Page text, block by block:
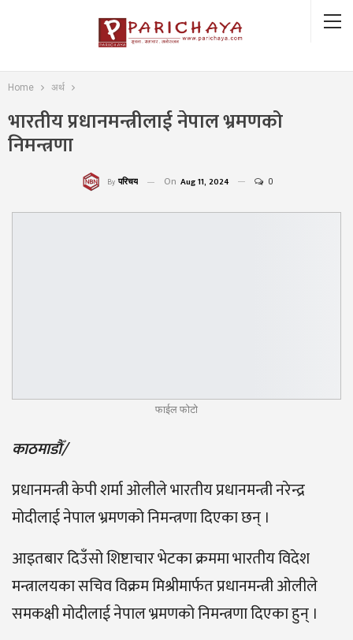
Home अर्थ
भारतीय प्रधानमन्त्रीलाई नेपाल भ्रमणको
निमन्त्रणा
By परिचय On Aug 11, 2024 0
फाईल फोटो
काठमाडौँ/
प्रधानमन्त्री केपी शर्मा ओलीले भारतीय प्रधानमन्त्री नरेन्द्र
मोदीलाई नेपाल भ्रमणको निमन्त्रणा दिएका छन् ।
आइतबार दिउँसो शिष्टाचार भेटका क्रममा भारतीय विदेश
मन्त्रालयका सचिव विक्रम मिश्रीमार्फत प्रधानमन्त्री ओलीले
समकक्षी मोदीलाई नेपाल भ्रमणको निमन्त्रणा दिएका हुन् ।